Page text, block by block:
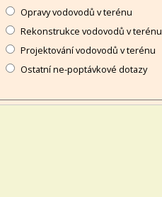
Opravy vodovodů v terénu
Rekonstrukce vodovodů v terénu
Projektování vodovodů v terénu
Ostatní ne-poptávkové dotazy